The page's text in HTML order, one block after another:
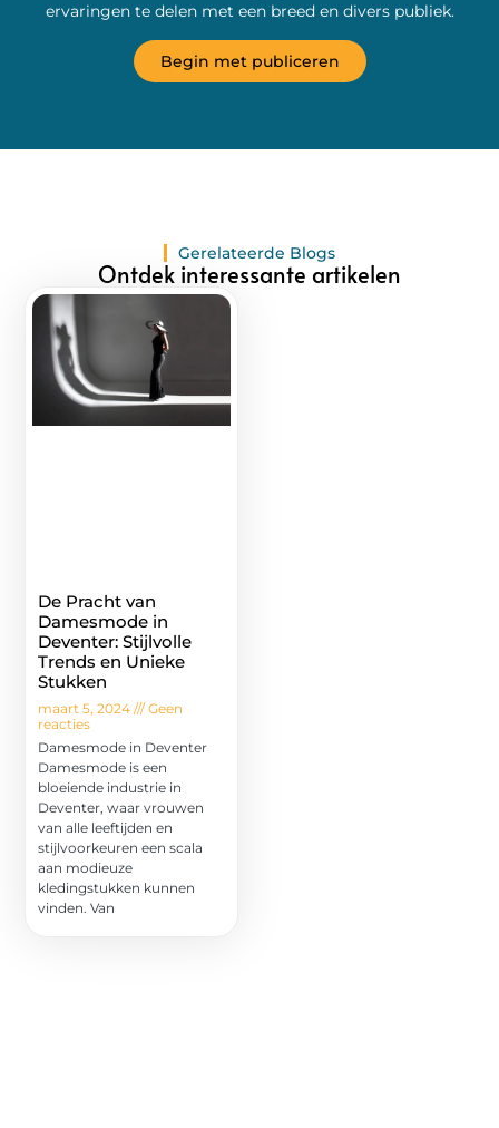
ervaringen te delen met een breed en divers publiek.
Begin met publiceren
Gerelateerde Blogs
Ontdek interessante artikelen
De Pracht van
Damesmode in
Deventer: Stijlvolle
Trends en Unieke
Stukken
maart 5, 2024
Geen
reacties
Damesmode in Deventer
Damesmode is een
bloeiende industrie in
Deventer, waar vrouwen
van alle leeftijden en
stijlvoorkeuren een scala
aan modieuze
kledingstukken kunnen
vinden. Van